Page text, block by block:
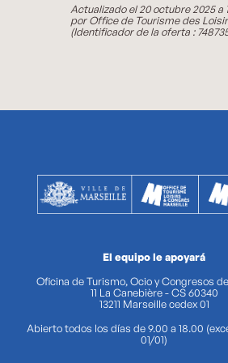
Actualizado el 20 octubre 2025 a
por Office de Tourisme des
(Identificador de la oferta :
El equipo le apoyará
Oficina de Turismo, Ocio y Congresos
11 La Canebière - CS 60340
13211 Marseille cedex 01
Abierto todos los días de 9.00 a 18.00
01/01)